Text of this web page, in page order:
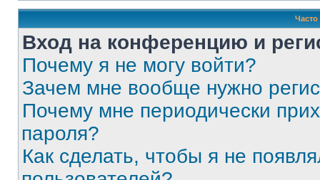
Вход на конференцию и
Почему я не могу войти?
Зачем мне вообще нужно
Почему мне периодически
пароля?
Как сделать, чтобы я не